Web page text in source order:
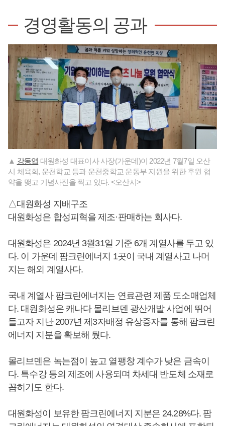
경영활동의 공과
▲ 강동엽 대원화성 대표이사 사장(가운데)이 2022년 7월7일 오산
시 체육회, 운천학교 등과 운천중학교 운동부 지원을 위한 후원 협
약을 맺고 기념사진을 찍고 있다. <오산시>
△대원화성 지배구조
대원화성은 합성피혁을 제조·판매하는 회사다.
대원화성은 2024년 3월31일 기준 6개 계열사를 두고 있
다. 이 가운데 팜크린에너지 1곳이 국내 계열사고 나머
지는 해외 계열사다.
국내 계열사 팜크린에너지는 연료관련 제품 도소매업체
다. 대원화성은 캐나다 몰리브덴 광산개발 사업에 뛰어
들고자 지난 2007년 제3자배정 유상증자를 통해 팜크린
에너지 지분을 확보해 뒀다.
몰리브덴은 녹는점이 높고 열팽창 계수가 낮은 금속이
다. 특수강 등의 제조에 사용되며 차세대 반도체 소재로
꼽히기도 한다.
대원화성이 보유한 팜크린에너지 지분은 24.28%다. 팜